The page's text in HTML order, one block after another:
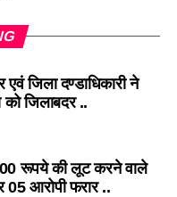
जिला दण्डाधिकारी ने
को जिलाबदर ..
रूपये की लूट करने वाले
05 आरोपी फरार ..